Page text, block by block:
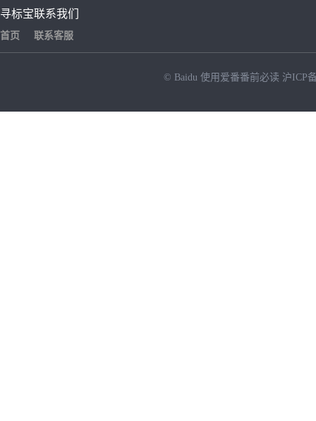
寻标宝
首页
联系我们
联系客服
© Baidu 使用爱番番前必读 沪ICP